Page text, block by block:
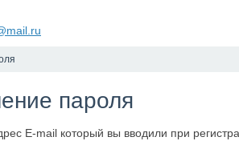
пароля
E-mail который вы вводили при